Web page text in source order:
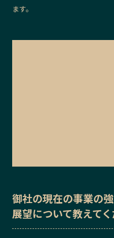
ます。
御社の現在の事業の
展望について教えてく